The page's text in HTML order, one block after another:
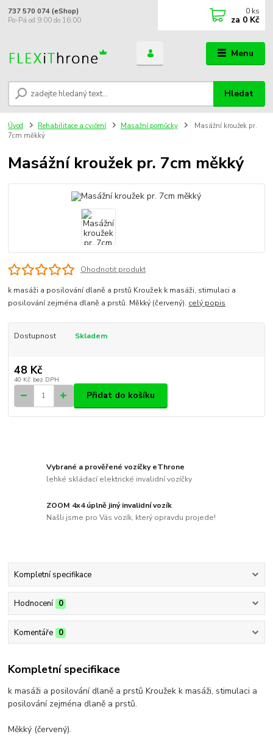
Menu
Hledat
737 570 074 (eShop)
Po-Pá od 9:00 do 16:00
0 ks
za 0 Kč
Úvod Rehabilitace a cvičení Masažní pomůcky
Masážní kroužek pr.
7cm měkký
Masážní kroužek pr. 7cm měkký
Ohodnotit produkt
k masáži a posilování dlaně a prstů Kroužek k masáži, stimulaci a
posilování zejména dlaně a prstů. Měkký (červený). celý popis
Dostupnost Skladem
48 Kč
40 Kč bez DPH
Přidat do košíku
Vybrané a prověřené vozíčky eThrone
lehké skládací elektrické invalidní vozíčky
ZOOM 4x4 úplně jiný invalidní vozík
Našli jsme pro Vás vozík, který opravdu projede!
Kompletní specifikace
Hodnocení 0
Komentáře 0
Kompletní specifikace
k masáži a posilování dlaně a prstů Kroužek k masáži, stimulaci a
posilování zejména dlaně a prstů.
Měkký (červený).